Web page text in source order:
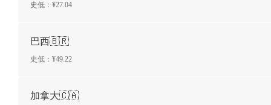
史低：¥27.04
巴西🇧🇷
史低：¥49.22
加拿大🇨🇦